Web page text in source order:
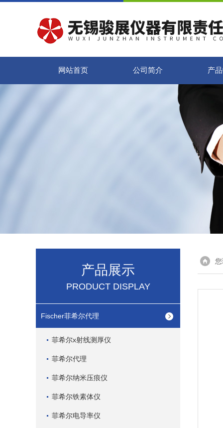
网站首页 公司简介 产
产品展示
PRODUCT DISPLAY
Fischer菲希尔代理
菲希尔x射线测厚仪
菲希尔代理
菲希尔纳米压痕仪
菲希尔铁素体仪
菲希尔电导率仪
您